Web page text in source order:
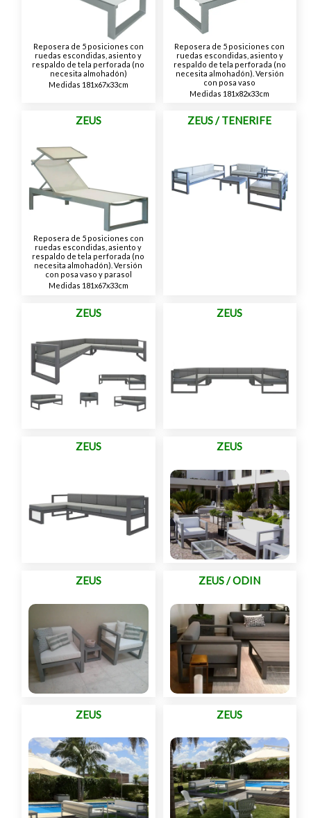
Reposera de 5 posiciones con
ruedas escondidas, asiento y
respaldo de tela perforada (no
necesita almohadón)
Medidas 181x67x33cm
Reposera de 5 posiciones con
ruedas escondidas, asiento y
respaldo de tela perforada (no
necesita almohadón). Versión
con posa vaso
Medidas 181x82x33cm
ZEUS
Reposera de 5 posiciones con
ruedas escondidas, asiento y
respaldo de tela perforada (no
necesita almohadón). Versión
con posa vaso y parasol
Medidas 181x67x33cm
ZEUS / TENERIFE
ZEUS ZEUS
ZEUS ZEUS
ZEUS ZEUS / ODIN
ZEUS ZEUS